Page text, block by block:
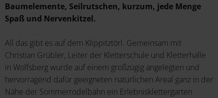
Baumelemente, Seilrutschen, kurzum, jede Menge
Spaß und Nervenkitzel.
All das gibt es auf dem Klippitztörl. Gemeinsam mit
Christian Grübler, Leiter der Kletterschule und Kletterhalle
in Wolfsberg wurde auf einem großzügig angelegten und
hervorragend dafür geeigneten natürlichen Areal ganz in der
Nähe der Sommerrodelbahn ein Erlebnisklettergarten